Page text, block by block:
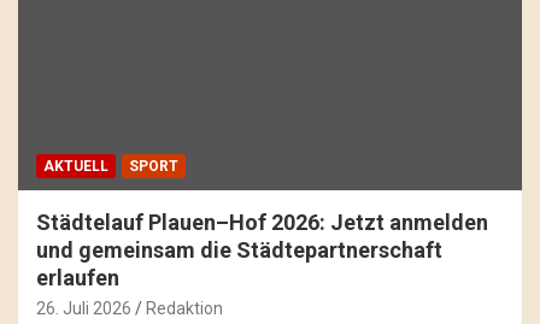
AKTUELL SPORT
Städtelauf Plauen–Hof 2026: Jetzt anmelden
und gemeinsam die Städtepartnerschaft
erlaufen
26. Juli 2026 Redaktion